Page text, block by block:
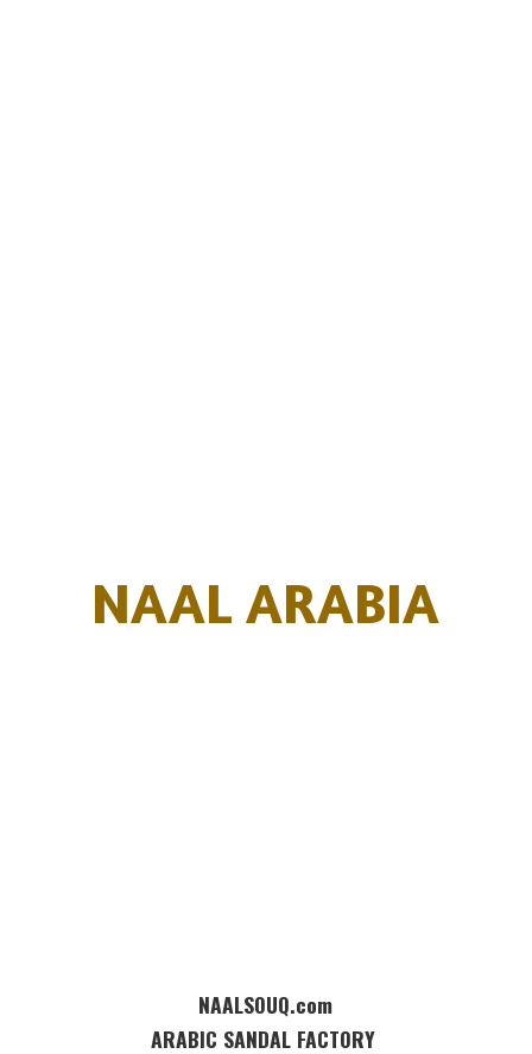
NAAL ARABIA
NAALSOUQ.com
ARABIC SANDAL FACTORY